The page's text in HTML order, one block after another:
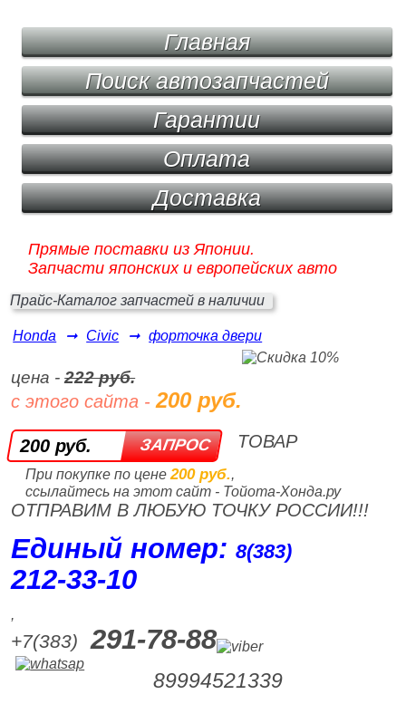
Главная
Поиск автозапчастей
Гарантии
Оплата
Доставка
Прямые поставки из Японии.
Запчасти японских и европейских авто
Прайс-Каталог запчастей в наличии
Honda ➞ Civic ➞ форточка двери
цена -222 руб.
с этого сайта -200 руб.
200 руб.
При покупке по цене 200 руб.,
ссылайтесь на этот сайт - Тойота-Хонда.ру
ТОВАР
ОТПРАВИМ В ЛЮБУЮ ТОЧКУ РОССИИ!!!
Единый номер:8(383)
212‑33‑10
,
+7(383) 291-78-88
89994521339